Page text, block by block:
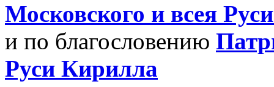
Московского и всея
и по благословению
Руси Кирилла